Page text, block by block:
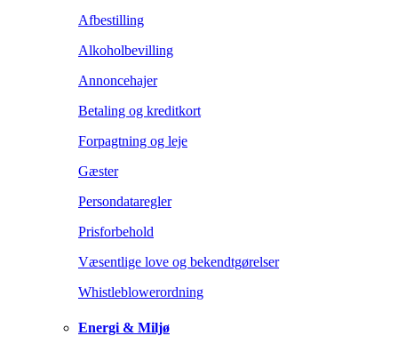
Afbestilling
Alkoholbevilling
Annoncehajer
Betaling og kreditkort
Forpagtning og leje
Gæster
Persondataregler
Prisforbehold
Væsentlige love og bekendtgørelser
Whistleblowerordning
Energi & Miljø